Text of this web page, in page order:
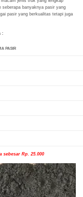
seberapa banyaknya pasir yang
pasir yang berkualitas tetapi juga
:
PASIR
sebesar Rp. 25.000